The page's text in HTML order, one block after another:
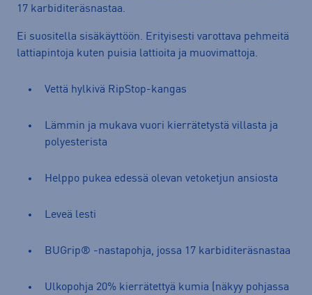
17 karbiditeräsnastaa.
Ei suositella sisäkäyttöön. Erityisesti varottava pehmeitä
lattiapintoja kuten puisia lattioita ja muovimattoja.
Vettä hylkivä RipStop-kangas
Lämmin ja mukava vuori kierrätetystä villasta ja
polyesterista
Helppo pukea edessä olevan vetoketjun ansiosta
Leveä lesti
BUGrip® -nastapohja, jossa 17 karbiditeräsnastaa
Ulkopohja 20% kierrätettyä kumia (näkyy pohjassa